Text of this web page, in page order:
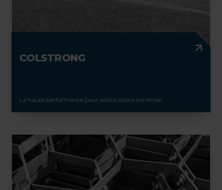
COLSTRONG
La haute performance pour sollicitations extrêmes